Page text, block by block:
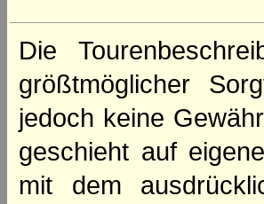
Die
größtmöglicher
jedoch keine
geschieht auf
mit dem